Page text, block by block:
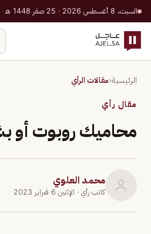
السبت، 8 أغسطس 2026 · 25 صفر 1448 هـ
الرئيسية‹مقالات الرأي
مقال رأي
محاميك روبوت أو
محمد العلوي
كاتب رأي · الإثنين 6 فبراير 2023